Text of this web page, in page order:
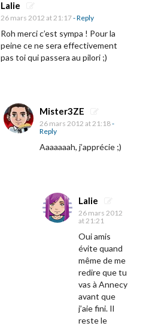
Lalie
26 mars 2012 at 21:17- Reply
Roh merci c’est sympa ! Pour la
peine ce ne sera effectivement
pas toi qui passera au pilori ;)
Mister3ZE
26 mars 2012 at 21:18-
Reply
Aaaaaaah, j’apprécie ;)
Lalie
26 mars 2012
at 21:21
Oui amis
évite quand
même de me
redire que tu
vas à Annecy
avant que
j’aie fini. Il
reste le